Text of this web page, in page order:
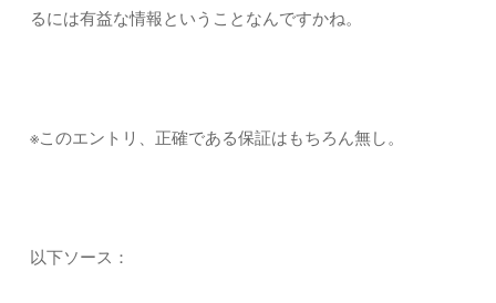
るには有益な情報ということなんですかね。
※このエントリ、正確である保証はもちろん無し。
以下ソース：